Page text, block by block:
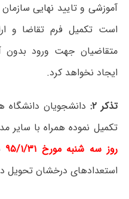
آموزشی و تایید نهایی
است تکمیل فرم تقاضا و
متقاضیان جهت ورود بدون
ایجاد نخواهد کرد.
تذکر ۲:
دانشجویان دانشگاه
تکمیل نموده همراه با سایر
روز سه شنبه مورخ ۹۵/۱/۳۱
استعدادهای درخشان تحویل